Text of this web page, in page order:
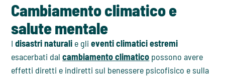
Cambiamento climatico e
salute mentale
Idisastri naturali e glieventi climatici estremi
esacerbati dalcambiamento climatico possono avere
effetti diretti e indiretti sul benessere psicofisico e sulla